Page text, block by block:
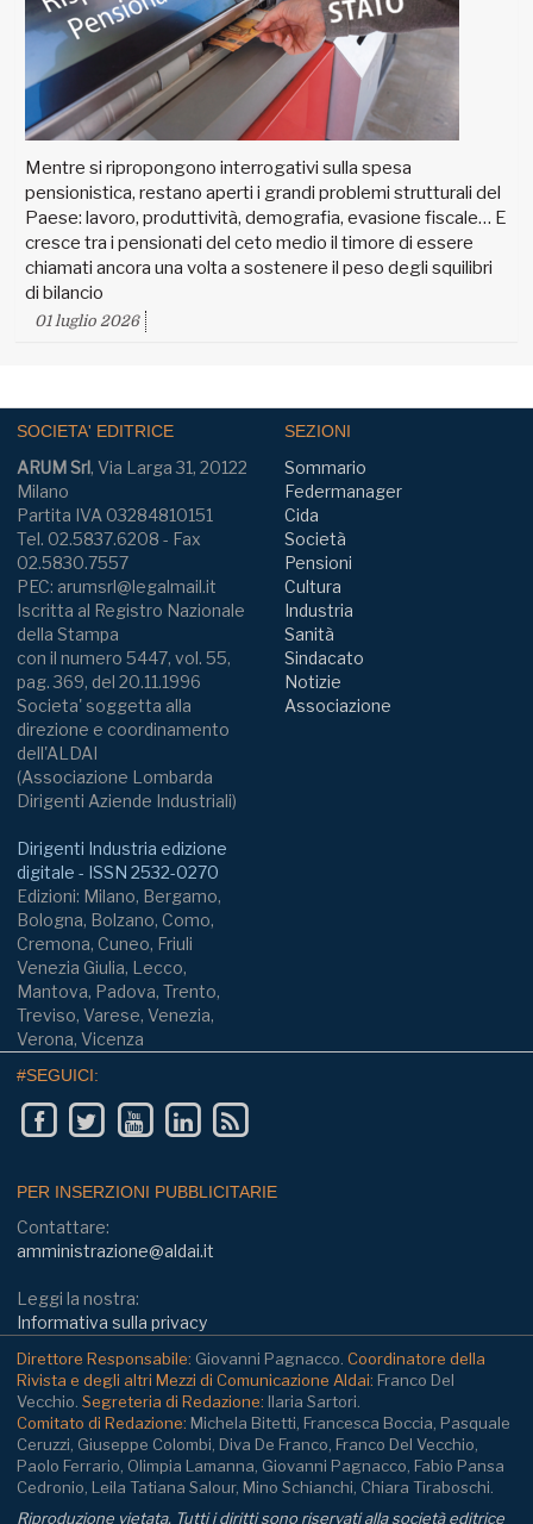
Mentre si ripropongono interrogativi sulla spesa
pensionistica, restano aperti i grandi problemi strutturali del
Paese: lavoro, produttività, demografia, evasione fiscale… E
cresce tra i pensionati del ceto medio il timore di essere
chiamati ancora una volta a sostenere il peso degli squilibri
di bilancio
01 luglio 2026
SOCIETA' EDITRICE
ARUM Srl, Via Larga 31, 20122
Milano
Partita IVA 03284810151
Tel. 02.5837.6208 - Fax
02.5830.7557
PEC: arumsrl@legalmail.it
Iscritta al Registro Nazionale
della Stampa
con il numero 5447, vol. 55,
pag. 369, del 20.11.1996
Societa' soggetta alla
direzione e coordinamento
dell'ALDAI
(Associazione Lombarda
Dirigenti Aziende Industriali)
Dirigenti Industria edizione
digitale - ISSN 2532-0270
Edizioni: Milano, Bergamo,
Bologna, Bolzano, Como,
Cremona, Cuneo, Friuli
Venezia Giulia, Lecco,
Mantova, Padova, Trento,
Treviso, Varese, Venezia,
Verona, Vicenza
SEZIONI
Sommario
Federmanager
Cida
Società
Pensioni
Cultura
Industria
Sanità
Sindacato
Notizie
Associazione
#SEGUICI:
PER INSERZIONI PUBBLICITARIE
Contattare:
amministrazione@aldai.it
Leggi la nostra:
Informativa sulla privacy
Direttore Responsabile: Giovanni Pagnacco. Coordinatore della
Rivista e degli altri Mezzi di Comunicazione Aldai: Franco Del
Vecchio. Segreteria di Redazione: Ilaria Sartori.
Comitato di Redazione: Michela Bitetti, Francesca Boccia, Pasquale
Ceruzzi, Giuseppe Colombi, Diva De Franco, Franco Del Vecchio,
Paolo Ferrario, Olimpia Lamanna, Giovanni Pagnacco, Fabio Pansa
Cedronio, Leila Tatiana Salour, Mino Schianchi, Chiara Tiraboschi.
Riproduzione vietata. Tutti i diritti sono riservati alla società editrice